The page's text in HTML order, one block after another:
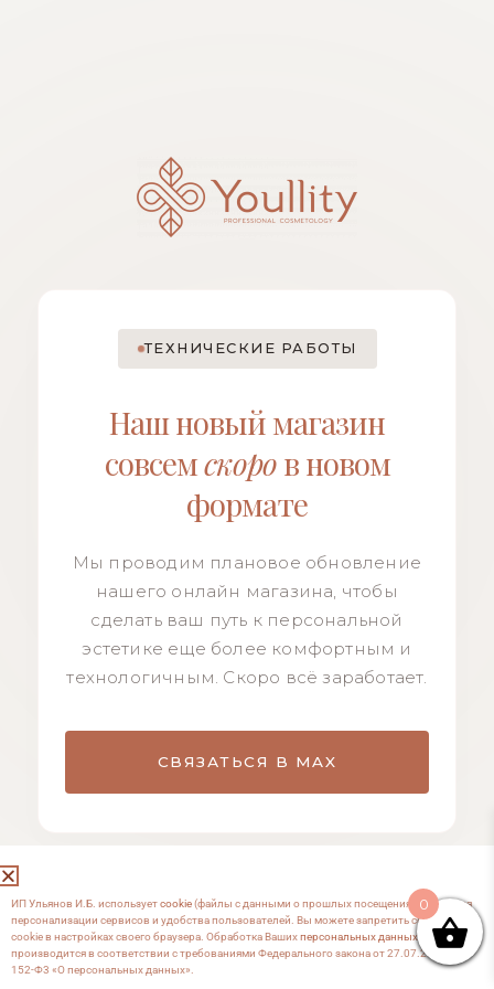
ТЕХНИЧЕСКИЕ РАБОТЫ
Наш новый магазин
совсемскоров новом
формате
Мы проводим плановое обновление
нашего онлайн магазина, чтобы
сделать ваш путь к персональной
эстетике еще более комфортным и
технологичным. Скоро всё заработает.
СВЯЗАТЬСЯ В MAX
0
ИП Ульянов И.Б. используетcookie(файлы с данными о прошлых посещениях сайта) для
персонализации сервисов и удобства пользователей. Вы можете запретить сохранение
cookie в настройках своего браузера. Обработка Вашихперсональных данных
производится в соответствии с требованиями Федерального закона от 27.07.2006 №
152-Ф3 «О персональных данных».